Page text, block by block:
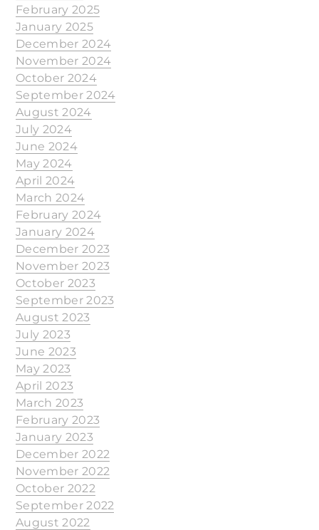
February 2025
January 2025
December 2024
November 2024
October 2024
September 2024
August 2024
July 2024
June 2024
May 2024
April 2024
March 2024
February 2024
January 2024
December 2023
November 2023
October 2023
September 2023
August 2023
July 2023
June 2023
May 2023
April 2023
March 2023
February 2023
January 2023
December 2022
November 2022
October 2022
September 2022
August 2022